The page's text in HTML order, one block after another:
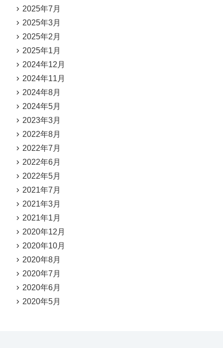
2025年7月
2025年3月
2025年2月
2025年1月
2024年12月
2024年11月
2024年8月
2024年5月
2023年3月
2022年8月
2022年7月
2022年6月
2022年5月
2021年7月
2021年3月
2021年1月
2020年12月
2020年10月
2020年8月
2020年7月
2020年6月
2020年5月